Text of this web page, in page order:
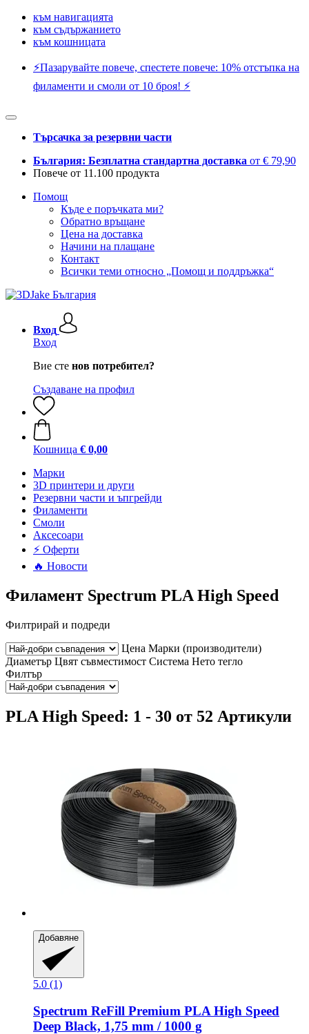
към навигацията
към съдържанието
към кошницата
⚡️Пазарувайте повече, спестете повече: 10% отстъпка на
филаменти и смоли от 10 броя! ⚡️
Търсачка за резервни части
България: Безплатна стандартна доставка от € 79,90
Повече от 11.100 продукта
Помощ
Къде е поръчката ми?
Обратно връщане
Цена на доставка
Начини на плащане
Контакт
Всички теми относно „Помощ и поддръжка“
Вход
Вход
Вие сте нов потребител?
Създаване на профил
Кошница € 0,00
Mарки
3D принтери и други
Резервни части и ъпгрейди
Филаменти
Смоли
Аксесоари
⚡ Оферти
🔥 Новости
Филамент Spectrum PLA High Speed
Филтрирай и подреди
Цена Марки (производители)
Диаметър Цвят съвместимост Система Нето тегло
Филтър
PLA High Speed: 1 - 30 от 52 Артикули
Добавяне
5.0 (1)
Spectrum ReFill Premium PLA High Speed
Deep Black, 1,75 mm / 1000 g